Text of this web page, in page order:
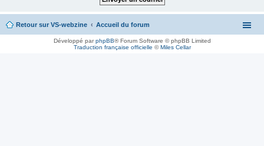
Retour sur VS-webzine Accueil du forum
Développé parphpBB® Forum Software © phpBB Limited
Traduction française officielle ©Miles Cellar